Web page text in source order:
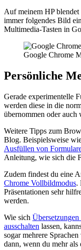
Auf meinem HP
immer folgendes Bild
Multimedia-Tasten in
Google Chrome
Persönliche
Gerade experimentelle
werden diese in die
übernommen oder auch
Weitere Tipps zum
Blog. Beispielsweise
Ausfüllen von
Anleitung, wie sich die
Zudem findest du eine
Chrome Vollbildmodus.
Präsentationen sehr
werden.
Wie sich
ausschalten lassen,
sogar mehrere
dann, wenn du mehr als